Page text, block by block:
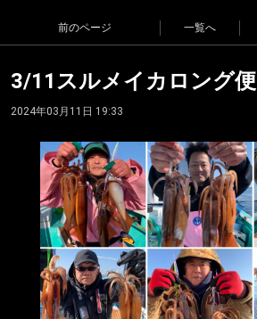
前のページ 一覧へ
3/11スルメイカロング
2024年03月11日 19:33